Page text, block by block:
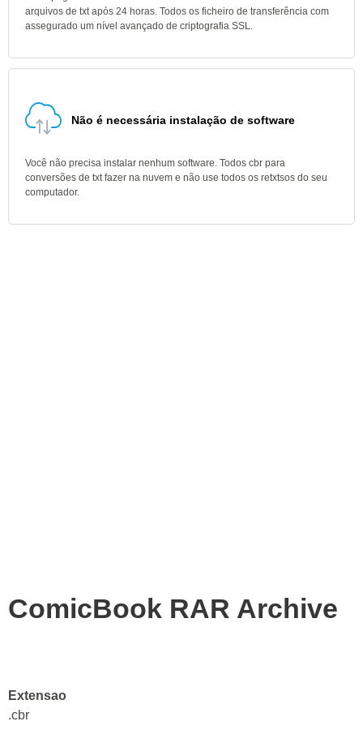
arquivos de txt após 24 horas. Todos os ficheiro de transferência com
assegurado um nível avançado de criptografia SSL.
Não é necessária instalação de software
Você não precisa instalar nenhum software. Todos cbr para
conversões de txt fazer na nuvem e não use todos os retxtsos do seu
computador.
ComicBook RAR Archive
Extensao
.cbr